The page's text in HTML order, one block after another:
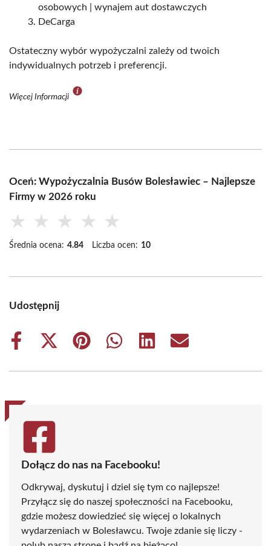
osobowych | wynajem aut dostawczych
DeCarga
Ostateczny wybór wypożyczalni zależy od twoich
indywidualnych potrzeb i preferencji.
Więcej Informacji
Oceń: Wypożyczalnia Busów Bolesławiec – Najlepsze
Firmy w 2026 roku
★ ★ ★ ★ ★
Średnia ocena: 4.84 Liczba ocen: 10
Udostępnij
Share
Share
(Twitter)
Share
Share
Share
Share
Dołącz do nas na Facebooku!
Odkrywaj, dyskutuj i dziel się tym co najlepsze!
Przyłącz się do naszej społeczności na Facebooku,
gdzie możesz dowiedzieć się więcej o lokalnych
wydarzeniach w Bolesławcu. Twoje zdanie się liczy -